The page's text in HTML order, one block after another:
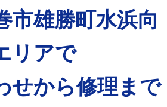
市雄勝町水浜向
リアで
せから修理まで